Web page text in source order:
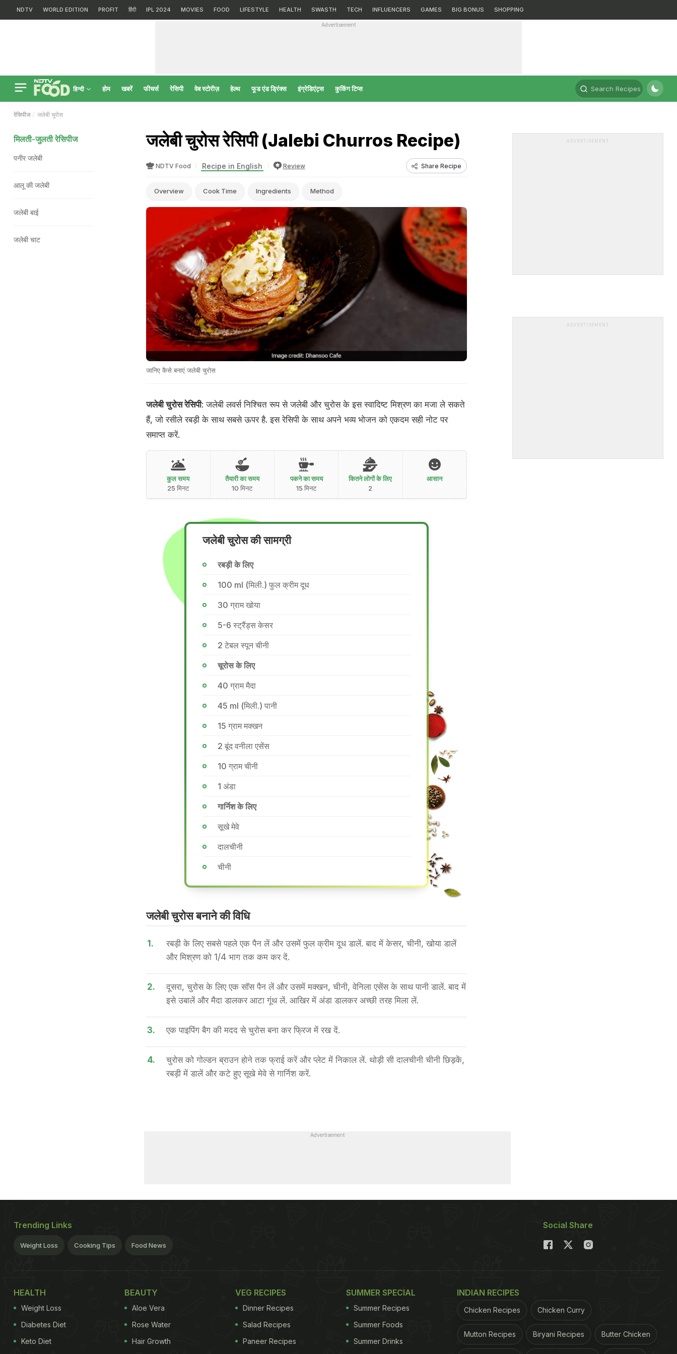
NDTV WORLD EDITION PROFIT हिंदी IPL 2024 MOVIES FOOD LIFESTYLE HEALTH SWASTH TECH INFLUENCERS GAMES BIG BONUS SHOPPING
Advertisement
हिन्दी होम खबरें फीचर्स रेसिपी वेब स्टोरीज़ हेल्‍थ फूड एंड ड्रिंक्स इंग्रेडिएंट्स कुकिंग टिप्स Search Recipes
रेसिपीज जलेबी चुरोस
जलेबी चुरोस रेसिपी (Jalebi Churros Recipe)
NDTV Food Recipe in English Review Share Recipe
Overview Cook Time Ingredients Method
जानिए कैसे बनाएं जलेबी चुरोस
जलेबी चुरोस रेसिपी: जलेबी लवर्स निश्चित रूप से जलेबी और चुरोस के इस स्वादिष्ट मिश्रण का मजा ले सकते
हैं, जो रसीले रबड़ी के साथ सबसे ऊपर है. इस रेसिपी के साथ अपने भव्य भोजन को एकदम सही नोट पर
समाप्त करें.
कुल समय
25 मिनट
तैयारी का समय
10 मिनट
पकने का समय
15 मिनट
कितने लोगों के लिए
2
आसान
जलेबी चुरोस की सामग्री
रबड़ी के लिए
100 ml (मिली.) फुल क्रीम दूध
30 ग्राम खोया
5-6 स्ट्रैंड्स केसर
2 टेबल स्पून चीनी
चूरोस के लिए
40 ग्राम मैदा
45 ml (मिली.) पानी
15 ग्राम मक्खन
2 बूंद वनीला एसेंस
10 ग्राम चीनी
1 अंडा
गार्निश के लिए
सूखे मेवे
दालचीनी
चीनी
जलेबी चुरोस बनाने की वि​धि
1.
रबड़ी के लिए सबसे पहले एक पैन लें और उसमें फुल क्रीम दूध डालें. बाद में केसर, चीनी, खोया डालें
और मिश्रण को 1/4 भाग तक कम कर दें.
2.
दूसरा, चुरोस के लिए एक सॉस पैन लें और उसमें मक्खन, चीनी, वेनिला एसेंस के साथ पानी डालें. बाद में
इसे उबालें और मैदा डालकर आटा गूंथ लें. आखिर में अंडा डालकर अच्छी तरह मिला लें.
3. एक पाइपिंग बैग की मदद से चुरोस बना कर फ्रिज में रख दें.
4.
चुरोस को गोल्डन ब्राउन होने तक फ्राई करें और प्लेट में निकाल लें. थोड़ी सी दालचीनी चीनी छिड़कें,
रबड़ी में डालें और कटे हुए सूखे मेवे से गार्निश करें.
मिलती-जुलती रेसिपीज
पनीर जलेबी
आलू की जलेबी
जलेबी बाई
जलेबी चाट
ADVERTISEMENT
ADVERTISEMENT
Advertisement
Trending Links
Weight Loss Cooking Tips Food News
Social Share
HEALTH
Weight Loss
Diabetes Diet
Keto Diet
BEAUTY
Aloe Vera
Rose Water
Hair Growth
VEG RECIPES
Dinner Recipes
Salad Recipes
Paneer Recipes
SUMMER SPECIAL
Summer Recipes
Summer Foods
Summer Drinks
INDIAN RECIPES
Chicken Recipes Chicken Curry
Mutton Recipes Biryani Recipes Butter Chicken